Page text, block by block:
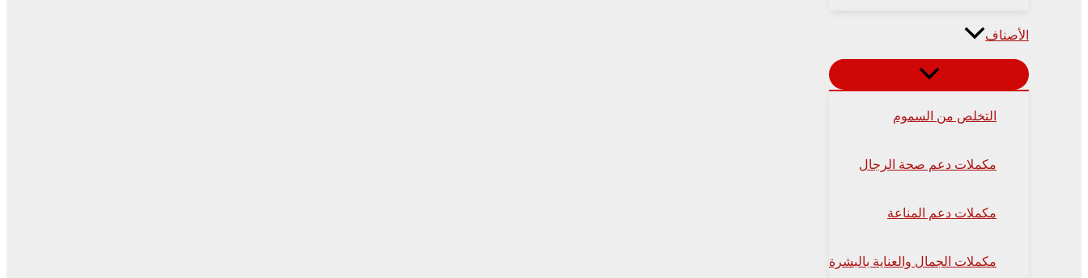
الأصناف
التخلص من السموم
مكملات دعم صحة الرجال
مكملات دعم المناعة
مكملات الجمال والعناية بالبشرة